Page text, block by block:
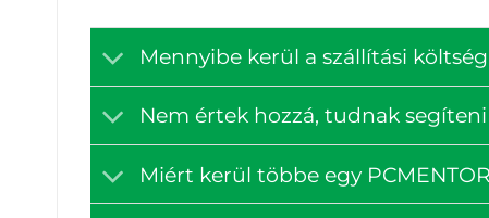
Mennyibe kerül a szállítási
Nem értek hozzá, tudnak
Miért kerül többe egy